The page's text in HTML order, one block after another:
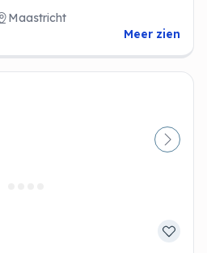
Maastricht
Meer zien